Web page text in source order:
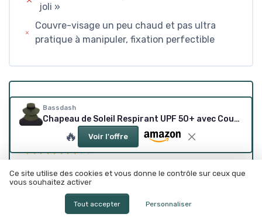
joli »
Couvre-visage un peu chaud et pas ultra
pratique à manipuler, fixation perfectible
CONCLUSION
NOTE DE LA RÉDACTION
★★★★★
★★★★★
En résumé, ce chapeau Bassdash est clairement
pensé pour ceux qui veulent privilégier la
protection au style. Il n’est pas spécialement joli,
il fait très « chapeau technique », mais il
Bassdash
Chapeau de Soleil Respirant UPF 50+ avec Couvre-Visage Amovible et Rabat de Cou Chapeau Unisexe à Large Bord résistant à l'eau pour la pêche la randonnée l'extérieur Les Hommes et Les Femmes Taille unique Vert Militaire
🔥 Voir l'offre
Ce site utilise des cookies et vous donne le contrôle sur ceux que
vous souhaitez activer
Tout accepter Personnaliser